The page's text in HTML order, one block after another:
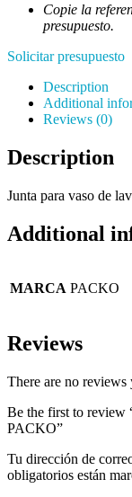
Copie la
presupuesto.
Solicitar presupuesto
Description
Additional
Reviews (0)
Description
Junta para vaso de
Additional
MARCA PACKO
Reviews
There are no reviews
Be the first to
PACKO”
Tu dirección de
obligatorios están